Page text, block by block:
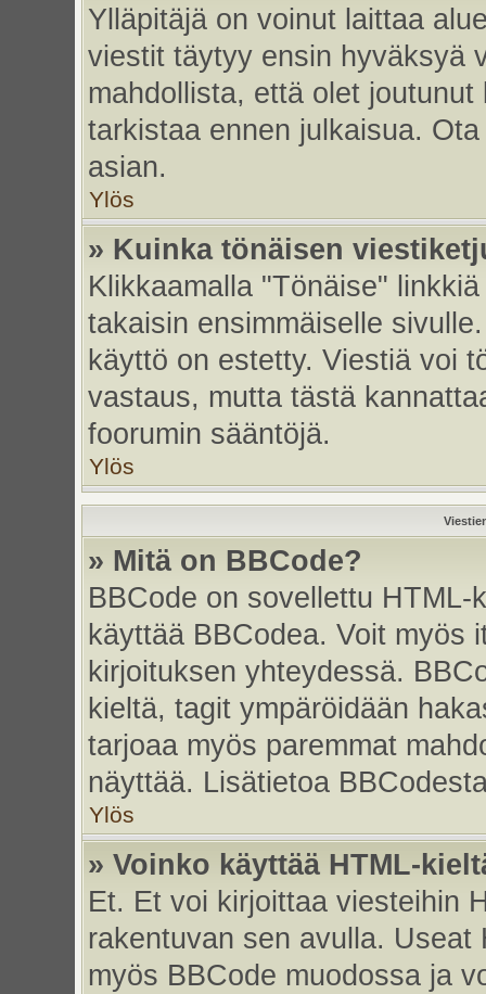
Ylläpitäjä on voinut laittaa
viestit täytyy ensin hyväksyä
mahdollista, että olet
tarkistaa ennen julkaisua.
asian.
Ylös
» Kuinka tönäisen
Klikkaamalla "Tönäise"
takaisin ensimmäiselle
käyttö on estetty. Viestiä voi
vastaus, mutta tästä
foorumin sääntöjä.
Ylös
» Mitä on BBCode?
BBCode on sovellettu
käyttää BBCodea. Voit myös
kirjoituksen yhteydessä.
kieltä, tagit ympäröidään
tarjoaa myös paremmat
näyttää. Lisätietoa
Ylös
» Voinko käyttää HTML-
Et. Et voi kirjoittaa viesteihin
rakentuvan sen avulla.
myös BBCode muodossa ja